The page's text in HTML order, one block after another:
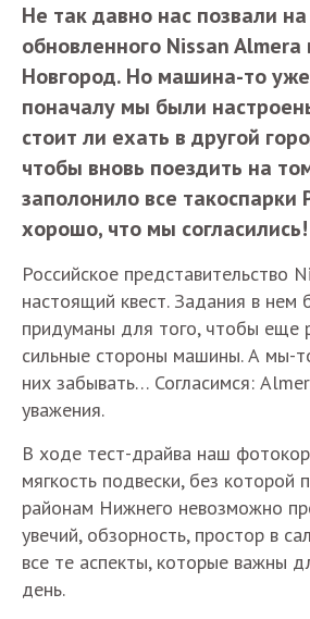
Не так давно нас позвали
обновленного Nissan
Новгород. Но машина-то уже
поначалу мы были
стоит ли ехать в другой
чтобы вновь поездить на
заполонило все такоспарки
хорошо, что мы согласились!
Российское представительство
настоящий квест. Задания в нем
придуманы для того, чтобы еще
сильные стороны машины. А мы-
них забывать… Согласимся:
уважения.
В ходе тест-драйва наш
мягкость подвески, без которой
районам Нижнего невозможно
увечий, обзорность, простор в
все те аспекты, которые важны
день.